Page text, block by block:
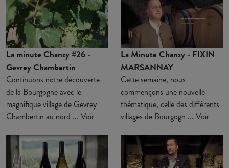
La minute Chanzy #26 -
Gevrey Chambertin
Continuons notre découverte
de la Bourgogne avec le
magnifique village de Gevrey
Chambertin au nord ... Voir
La Minute Chanzy - FIXIN
MARSANNAY
Cette semaine, nous
commençons une nouvelle
thématique, celle des différents
villages de Bourgogn ... Voir